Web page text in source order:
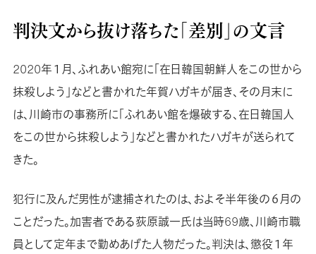
判決文から抜け落ちた「差別」の文言
2020年１月、ふれあい館宛に「在日韓国朝鮮人をこの世から
抹殺しよう」などと書かれた年賀ハガキが届き、その月末に
は、川崎市の事務所に「ふれあい館を爆破する、在日韓国人
をこの世から抹殺しよう」などと書かれたハガキが送られて
きた。
犯行に及んだ男性が逮捕されたのは、およそ半年後の６月の
ことだった。加害者である荻原誠一氏は当時69歳、川崎市職
員として定年まで勤めあげた人物だった。判決は、懲役１年